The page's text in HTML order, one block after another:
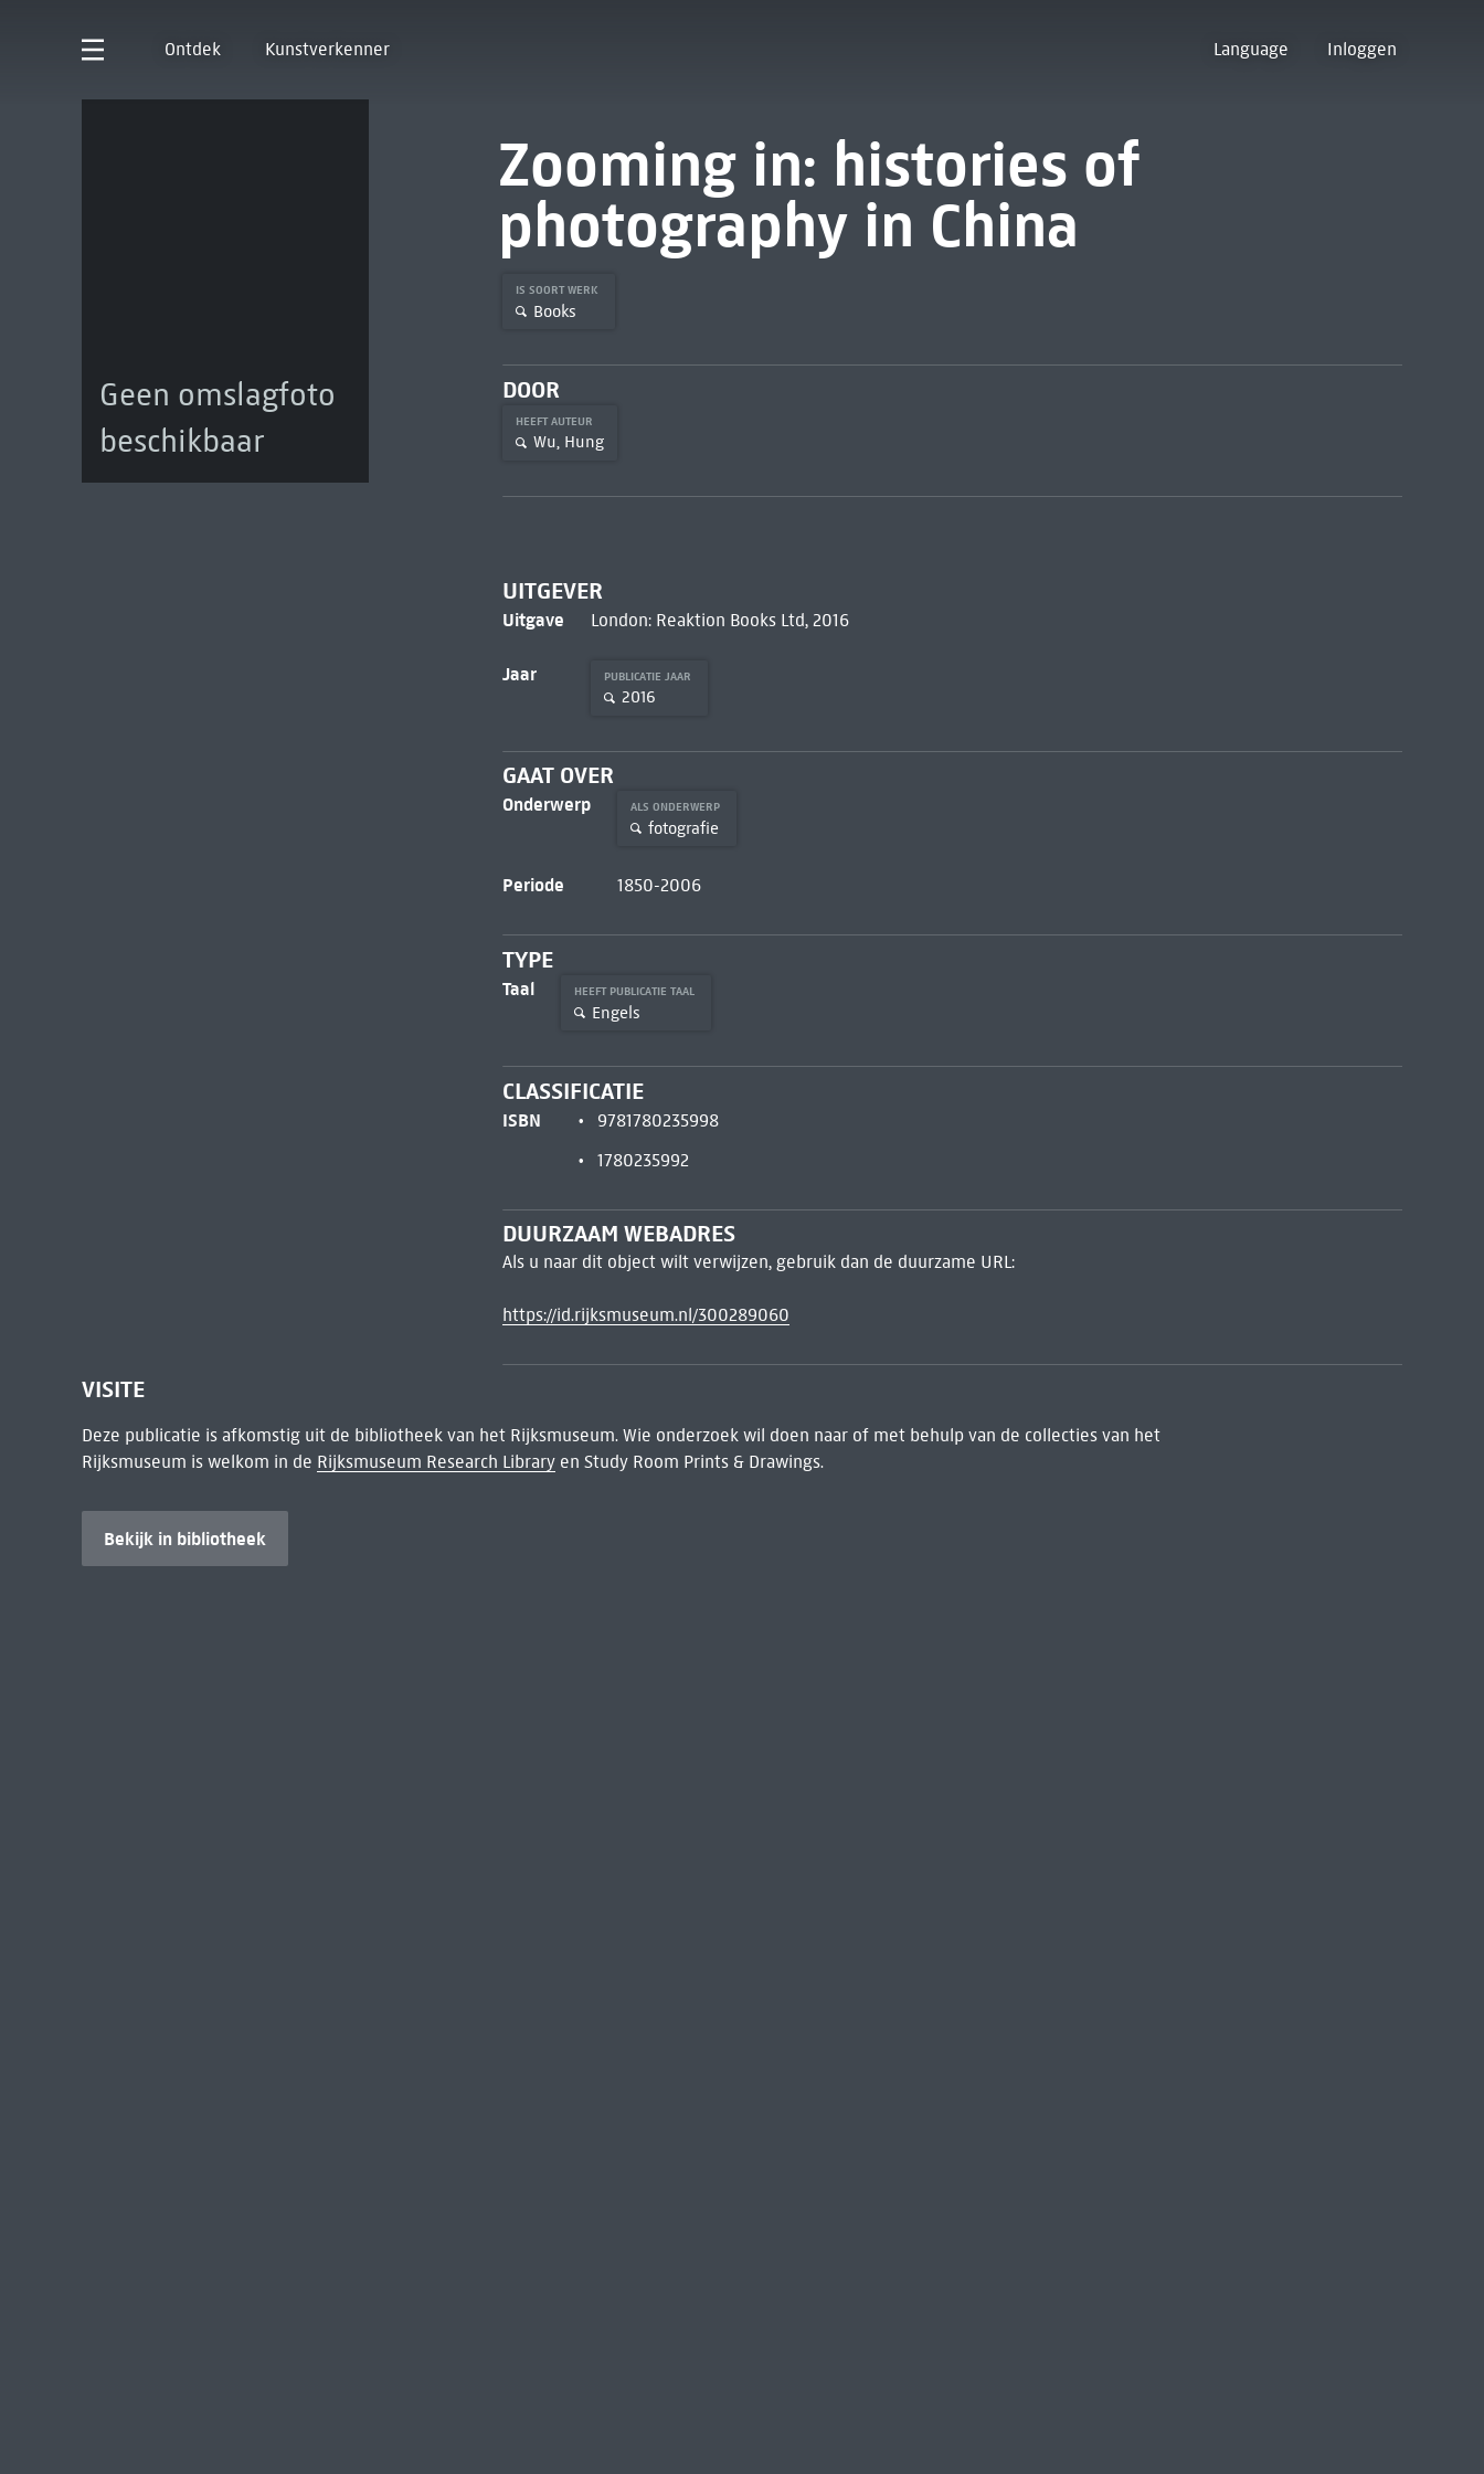
Ontdek Kunstverkenner Language Inloggen
Geen omslagfoto
beschikbaar
Zooming in: histories of
photography in China
IS SOORT WERK
Books
DOOR
HEEFT AUTEUR
Wu, Hung
UITGEVER
Uitgave London: Reaktion Books Ltd, 2016
Jaar PUBLICATIE JAAR
2016
GAAT OVER
Onderwerp ALS ONDERWERP
fotografie
Periode 1850-2006
TYPE
Taal HEEFT PUBLICATIE TAAL
Engels
CLASSIFICATIE
ISBN
9781780235998
1780235992
DUURZAAM WEBADRES
Als u naar dit object wilt verwijzen, gebruik dan de duurzame URL:
https://id.rijksmuseum.nl/300289060
VISITE
Deze publicatie is afkomstig uit de bibliotheek van het Rijksmuseum. Wie onderzoek wil doen naar of met behulp van de collecties van het
Rijksmuseum is welkom in de Rijksmuseum Research Libraryen Study Room Prints & Drawings.
Bekijk in bibliotheek